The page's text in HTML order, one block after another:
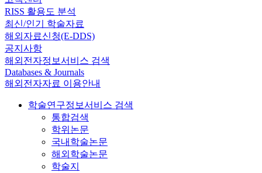
RISS 활용도 분석
최신/인기 학술자료
해외자료신청(E-DDS)
공지사항
해외전자정보서비스 검색
Databases & Journals
해외전자자료 이용안내
학술연구정보서비스 검색
통합검색
학위논문
국내학술논문
해외학술논문
학술지